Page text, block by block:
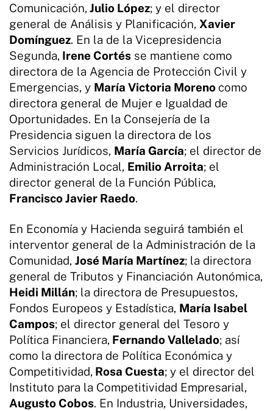
Comunicación, Julio López; y el director
general de Análisis y Planificación, Xavier
Domínguez. En la de la Vicepresidencia
Segunda, Irene Cortés se mantiene como
directora de la Agencia de Protección Civil y
Emergencias, y María Victoria Moreno como
directora general de Mujer e Igualdad de
Oportunidades. En la Consejería de la
Presidencia siguen la directora de los
Servicios Jurídicos, María García; el director de
Administración Local, Emilio Arroita; el
director general de la Función Pública,
Francisco Javier Raedo.
En Economía y Hacienda seguirá también el
interventor general de la Administración de la
Comunidad, José María Martínez; la directora
general de Tributos y Financiación Autonómica,
Heidi Millán; la directora de Presupuestos,
Fondos Europeos y Estadística, María Isabel
Campos; el director general del Tesoro y
Política Financiera, Fernando Vallelado; así
como la directora de Política Económica y
Competitividad, Rosa Cuesta; y el director del
Instituto para la Competitividad Empresarial,
Augusto Cobos. En Industria, Universidades,